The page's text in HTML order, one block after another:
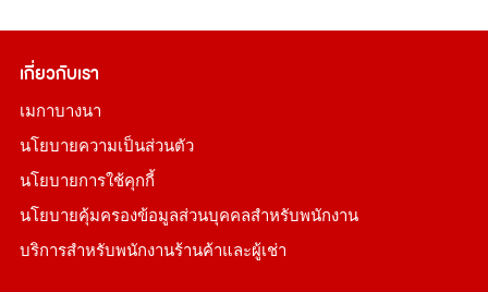
เกี่ยวกับเรา
เมกาบางนา
นโยบายความเป็นส่วนตัว
นโยบายการใช้คุกกี้
นโยบายคุ้มครองข้อมูลส่วนบุคคลสำหรับพนักงาน
บริการสำหรับพนักงานร้านค้าและผู้เช่า